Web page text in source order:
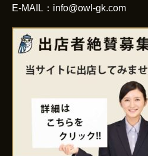
E-MAIL：info@owl-gk.com